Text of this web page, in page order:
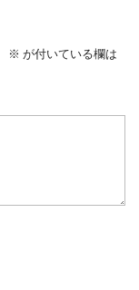
※ が付いている欄は